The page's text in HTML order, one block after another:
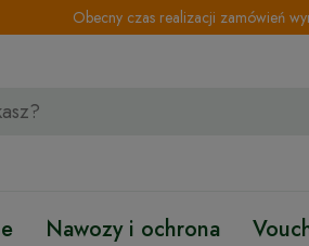
Obecny czas realizacji zamówień
Nawozy i ochrona